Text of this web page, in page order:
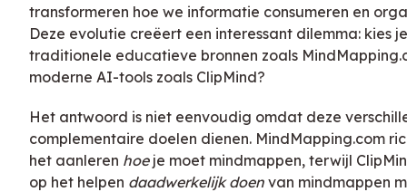
transformeren hoe we informatie consumeren en
Deze evolutie creëert een interessant dilemma: kies
traditionele educatieve bronnen zoals
moderne AI-tools zoals ClipMind?
Het antwoord is niet eenvoudig omdat deze
complementaire doelen dienen. MindMapping.com
het aanleren hoeje moet mindmappen, terwijl
op het helpen daadwerkelijk doen van mindmappen